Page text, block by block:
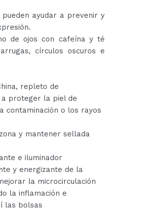
pueden ayudar a prevenir y
de ojos con cafeína y té
círculos oscuros e
repleto de
a proteger la piel de
contaminación o los rayos
y mantener sellada
e iluminador
y energizante de la
la microcirculación
la inflamación e
las bolsas